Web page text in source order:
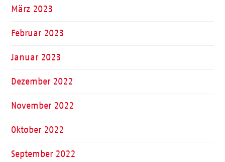
März 2023
Februar 2023
Januar 2023
Dezember 2022
November 2022
Oktober 2022
September 2022